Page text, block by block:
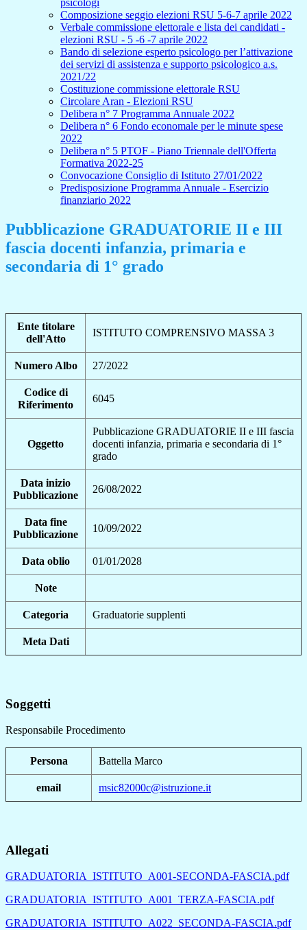
psicologi
Composizione seggio elezioni RSU 5-6-7 aprile 2022
Verbale commissione elettorale e lista dei candidati -
elezioni RSU - 5 -6 -7 aprile 2022
Bando di selezione esperto psicologo per l’attivazione
dei servizi di assistenza e supporto psicologico a.s.
2021/22
Costituzione commissione elettorale RSU
Circolare Aran - Elezioni RSU
Delibera n° 7 Programma Annuale 2022
Delibera n° 6 Fondo economale per le minute spese
2022
Delibera n° 5 PTOF - Piano Triennale dell'Offerta
Formativa 2022-25
Convocazione Consiglio di Istituto 27/01/2022
Predisposizione Programma Annuale - Esercizio
finanziario 2022
Pubblicazione GRADUATORIE II e III
fascia docenti infanzia, primaria e
secondaria di 1° grado
Ente titolare
dell'Atto
ISTITUTO COMPRENSIVO MASSA 3
Numero Albo 27/2022
Codice di
Riferimento
6045
Oggetto
Pubblicazione GRADUATORIE II e III fascia
docenti infanzia, primaria e secondaria di 1°
grado
Data inizio
Pubblicazione
26/08/2022
Data fine
Pubblicazione
10/09/2022
Data oblio 01/01/2028
Note
Categoria Graduatorie supplenti
Meta Dati
Soggetti
Responsabile Procedimento
Persona Battella Marco
email msic82000c@istruzione.it
Allegati
GRADUATORIA_ISTITUTO_A001-SECONDA-FASCIA.pdf
GRADUATORIA_ISTITUTO_A001_TERZA-FASCIA.pdf
GRADUATORIA_ISTITUTO_A022_SECONDA-FASCIA.pdf